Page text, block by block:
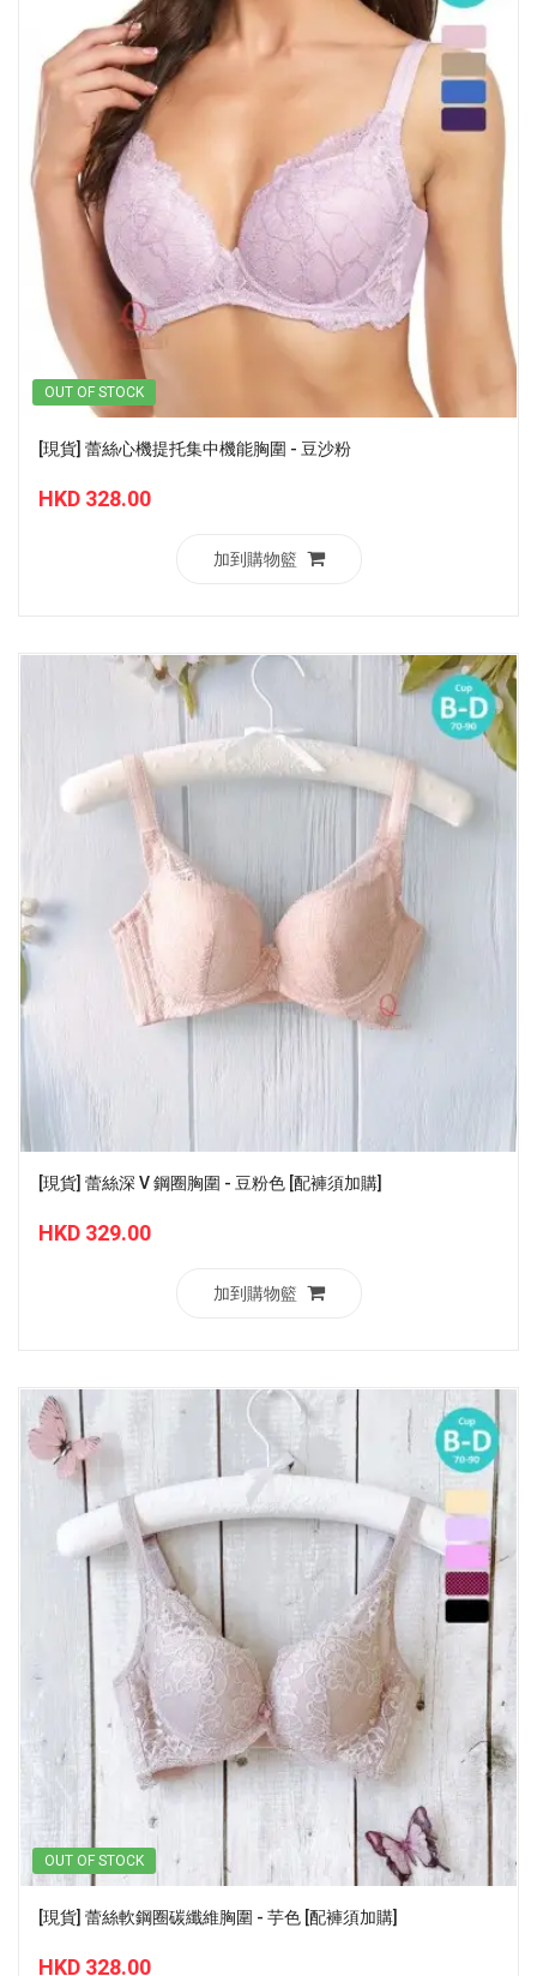
OUT OF STOCK
[現貨] 蕾絲心機提托集中機能胸圍 - 豆沙粉
HKD 328.00
加到購物籃
[現貨] 蕾絲深 V 鋼圈胸圍 - 豆粉色 [配褲須加購]
HKD 329.00
加到購物籃
OUT OF STOCK
[現貨] 蕾絲軟鋼圈碳纖維胸圍 - 芋色 [配褲須加購]
HKD 328.00